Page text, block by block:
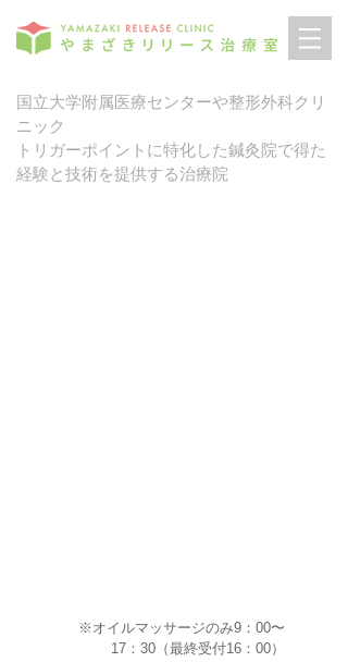
国立大学附属医療センターや整形外科クリ
ニック
トリガーポイントに特化した鍼灸院で得た
経験と技術を提供する治療院
※オイルマッサージのみ9：00〜
17：30（最終受付16：00）